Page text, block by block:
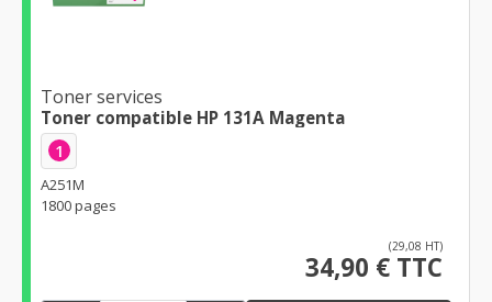
Toner services
Toner compatible HP 131A Magenta
1
A251M
1800 pages
(29,08 HT)
34,90 € TTC